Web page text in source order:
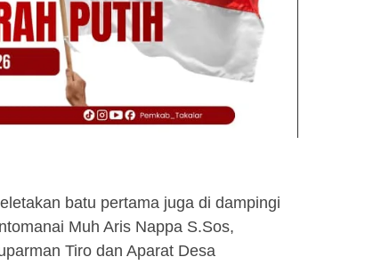
batu pertama juga di dampingi
Muh Aris Nappa S.Sos,
Tiro dan Aparat Desa